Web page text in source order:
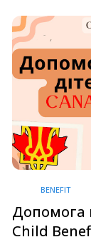
BENEFIT
Допомога
Child